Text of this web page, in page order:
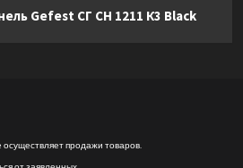
Gefest СГ СН 1211 К3 Black
продажи товаров.